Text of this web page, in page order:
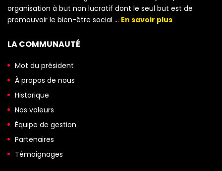
organisation à but non lucratif dont le seul but est de
promouvoir le bien-être social … En savoir plus
LA COMMUNAUTÉ
Mot du président
À propos de nous
Historique
Nos valeurs
Équipe de gestion
Partenaires
Témoignages